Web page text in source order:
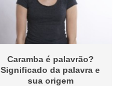
Caramba é palavrão?
Significado da palavra e
sua origem